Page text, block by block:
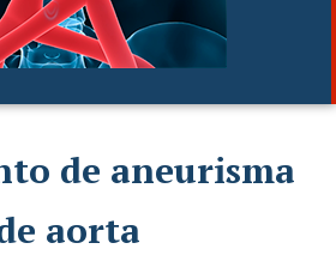
de aneurisma
aorta